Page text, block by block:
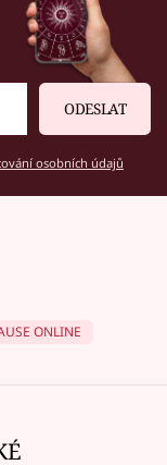
ODESLAT
osobních údajů
ONLINE